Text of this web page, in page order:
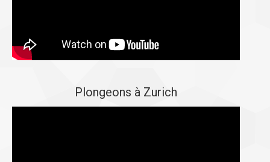
Plongeons à Zurich